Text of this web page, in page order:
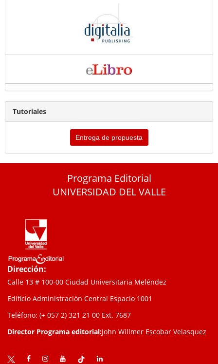
Tutoriales
Entrega de propuesta
Programa Editorial
UNIVERSIDAD DEL VALLE
Dirección:
Calle 13 # 100-00 Ciudad Universitaria Meléndez
Edificio Administración Central Espacio 1001
Teléfono: (+ 057 2) 321 21 00 Ext. 7687
Director Programa editorial:John Willmer Escobar Velasquez